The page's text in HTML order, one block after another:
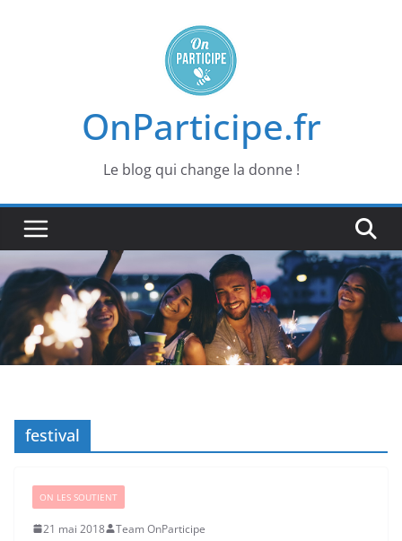
OnParticipe.fr
Le blog qui change la donne !
festival
ON LES SOUTIENT
21 mai 2018 Team OnParticipe